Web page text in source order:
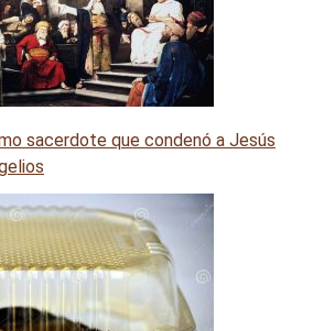
sacerdote que condenó a Jesús